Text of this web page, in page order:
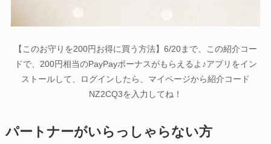
【このお守りを200円お得に買う方法】6/20まで、この紹介コー
ドで、200円相当のPayPayボーナスがもらえるよ♪アプリをイン
ストールして、ログインしたら、マイページから紹介コード
NZ2CQ3を入力してね！
パートナーがいらっしゃらない方